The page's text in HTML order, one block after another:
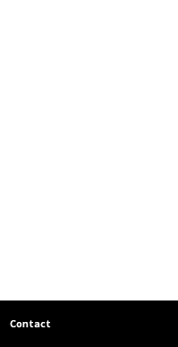
Contact